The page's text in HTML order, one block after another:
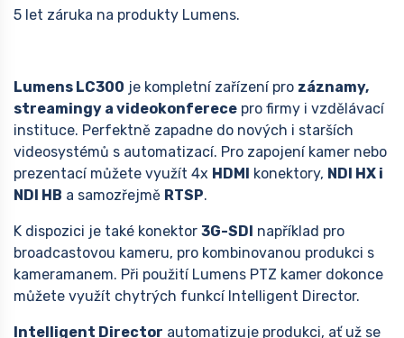
5 let záruka na produkty Lumens.
Lumens LC300 je kompletní zařízení pro záznamy,
streamingy a videokonferece pro firmy i vzdělávací
instituce. Perfektně zapadne do nových i starších
videosystémů s automatizací. Pro zapojení kamer nebo
prezentací můžete využít 4x HDMI konektory, NDI HX i
NDI HB a samozřejmě RTSP.
K dispozici je také konektor 3G-SDI například pro
broadcastovou kameru, pro kombinovanou produkci s
kameramanem. Při použití Lumens PTZ kamer dokonce
můžete využít chytrých funkcí Intelligent Director.
Intelligent Director automatizuje produkci, ať už se